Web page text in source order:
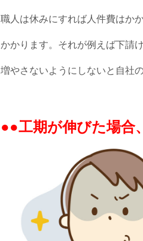
職人は休みにすれば人件費はか
かかります。それが例えば下請
増やさないようにしないと自社
●●工期が伸びた場合